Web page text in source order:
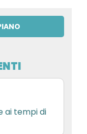
ai tempi di